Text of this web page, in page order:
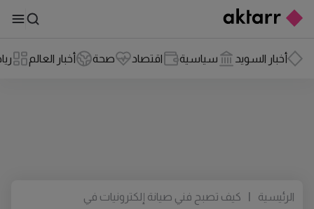
أخبار السويد سياسية اقتصاد صحة أخبار العالم
الرئيسية |
كيف تصبح فني صيانة إلكترونيات في